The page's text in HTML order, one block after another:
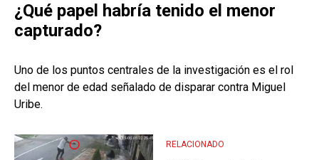
¿Qué papel habría tenido el menor
capturado?
Uno de los puntos centrales de la investigación es el rol
del menor de edad señalado de disparar contra Miguel
Uribe.
RELACIONADO